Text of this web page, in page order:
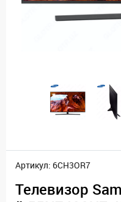
Артикул: 6CH3OR7
Телевизор